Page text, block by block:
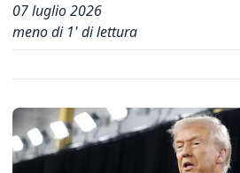
07 luglio 2026
meno di 1' di lettura